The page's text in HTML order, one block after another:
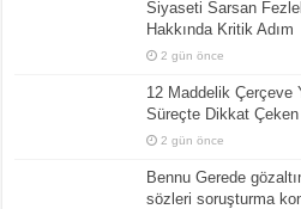
Siyaseti Sarsan
Hakkında Kritik Adım
2 gün önce
12 Maddelik Çerçeve
Süreçte Dikkat
2 gün önce
Bennu Gerede
sözleri soruşturma